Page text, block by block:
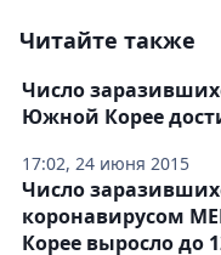
Читайте также
17:02, 24 июня 2015
Число
Южной Корее
Число
коронавирусом
Корее выросло до